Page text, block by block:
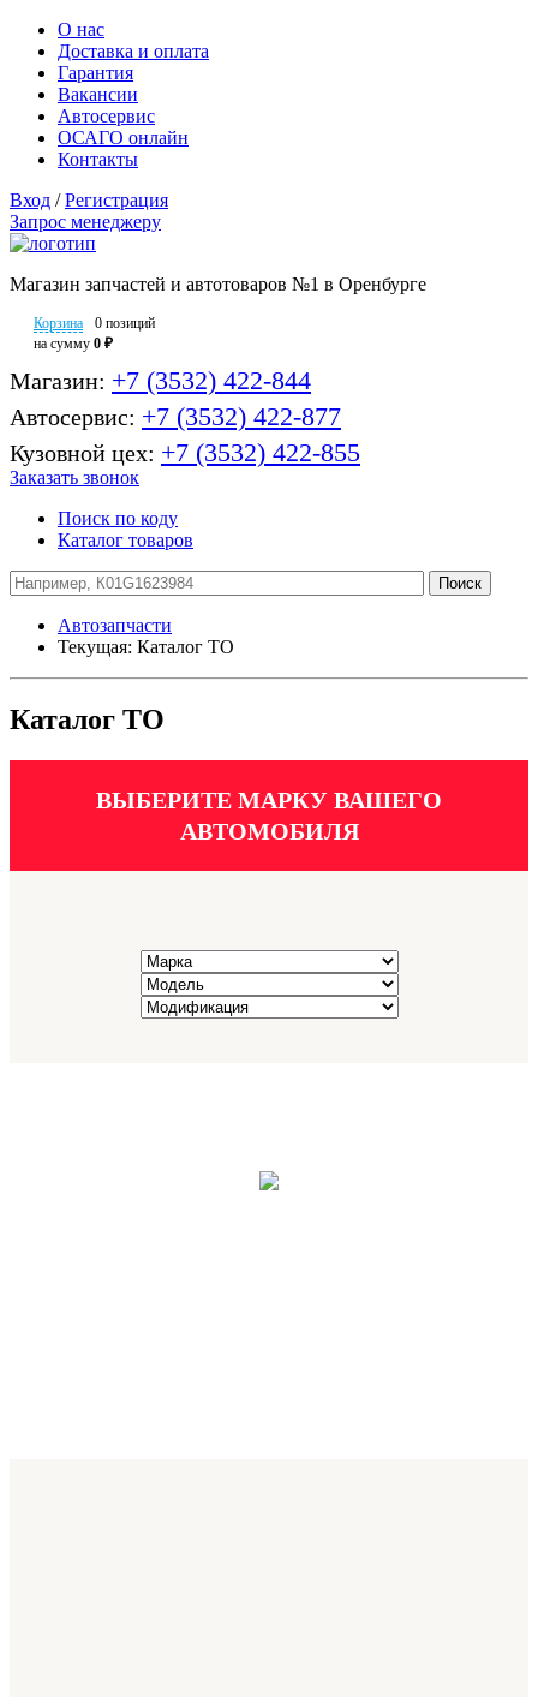
О нас
Доставка и оплата
Гарантия
Вакансии
Автосервис
ОСАГО онлайн
Контакты
Вход / Регистрация
Запрос менеджеру
Магазин запчастей и автотоваров №1 в Оренбурге
Корзина
0 позиций
на сумму 0 ₽
Магазин: +7 (3532) 422-844
Автосервис: +7 (3532) 422-877
Кузовной цех: +7 (3532) 422-855
Заказать звонок
Поиск по коду
Каталог товаров
Автозапчасти
Текущая: Каталог ТО
Каталог ТО
ВЫБЕРИТЕ МАРКУ ВАШЕГО
АВТОМОБИЛЯ